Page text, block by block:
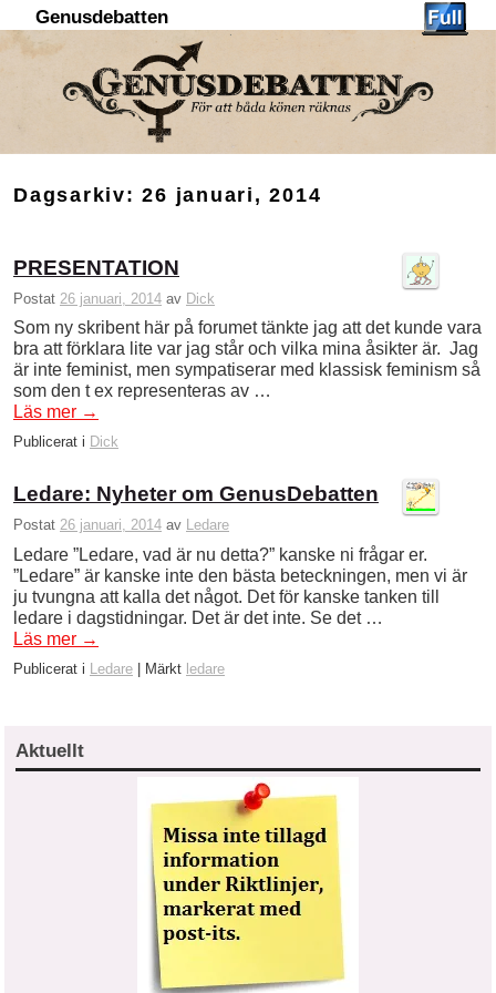
Genusdebatten
Dagsarkiv:26 januari, 2014
PRESENTATION
Postat 26 januari, 2014 av Dick
Som ny skribent här på forumet tänkte jag att det kunde vara
bra att förklara lite var jag står och vilka mina åsikter är. Jag
är inte feminist, men sympatiserar med klassisk feminism så
som den t ex representeras av …
Läs mer →
Publicerat i Dick
Ledare: Nyheter om GenusDebatten
Postat 26 januari, 2014 av Ledare
Ledare ”Ledare, vad är nu detta?” kanske ni frågar er.
”Ledare” är kanske inte den bästa beteckningen, men vi är
ju tvungna att kalla det något. Det för kanske tanken till
ledare i dagstidningar. Det är det inte. Se det …
Läs mer →
Publicerat i Ledare Märkt ledare
Aktuellt